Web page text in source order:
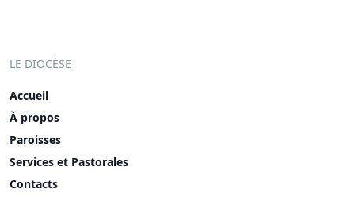
LE DIOCÈSE
Accueil
À propos
Paroisses
Services et Pastorales
Contacts